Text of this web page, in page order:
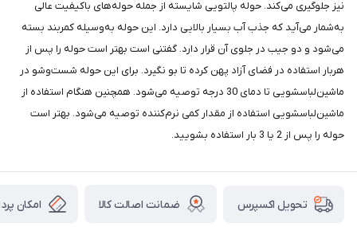
نیز جلوگیری می‌کند. حوله پالتویی شایسته از جمله حوله‌های باکیفیت عالی
به‌شمار می‌آید که جذب آب بسیار بالایی دارد. این حوله به‌وسیله کمربند بسته
می‌شود و دو جیب در جلوی آن قرار دارد. گفتنی است بهتر است حوله را پس از
هربار استفاده در فضای آزاد پهن کرده تا بو نگیرد. برای این حوله شست‌وشو در
ماشین‌لباسشویی تا دمای 30 درجه توصیه می‌شود. همچنین هنگام استفاده از
ماشین‌لباسشویی استفاده از مقدار کمی نرم‌کننده توصیه می‌شود. بهتر است
حوله را پس از 2 یا 3 بار استفاده بشویید.
تحویل اکسپرس ضمانت اصالت کالا امکان